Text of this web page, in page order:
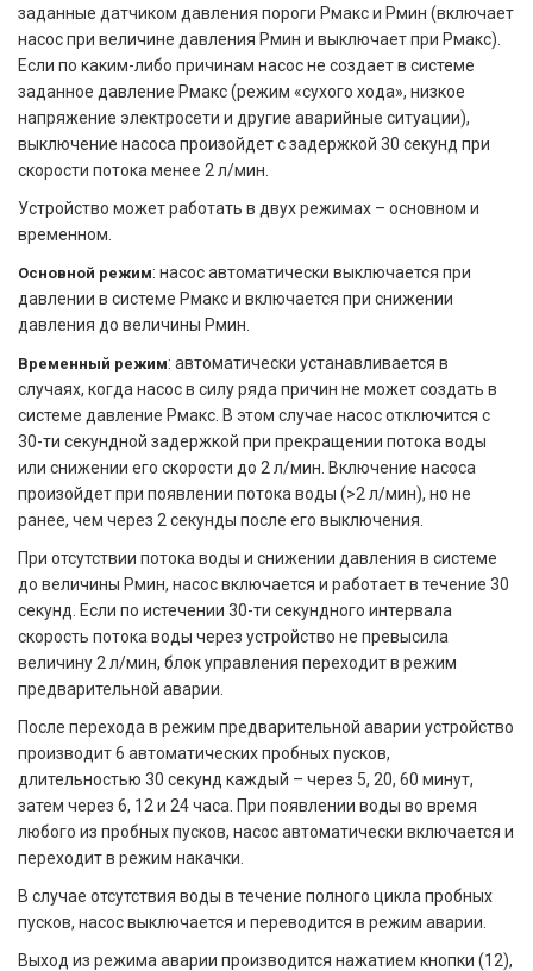
заданные датчиком давления пороги Рмакс и Рмин (включает
насос при величине давления Рмин и выключает при Рмакс).
Если по каким-либо причинам насос не создает в системе
заданное давление Рмакс (режим «сухого хода», низкое
напряжение электросети и другие аварийные ситуации),
выключение насоса произойдет с задержкой 30 секунд при
скорости потока менее 2 л/мин.
Устройство может работать в двух режимах – основном и
временном.
Основной режим: насос автоматически выключается при
давлении в системе Рмакс и включается при снижении
давления до величины Рмин.
Временный режим: автоматически устанавливается в
случаях, когда насос в силу ряда причин не может создать в
системе давление Рмакс. В этом случае насос отключится с
30-ти секундной задержкой при прекращении потока воды
или снижении его скорости до 2 л/мин. Включение насоса
произойдет при появлении потока воды (>2 л/мин), но не
ранее, чем через 2 секунды после его выключения.
При отсутствии потока воды и снижении давления в системе
до величины Рмин, насос включается и работает в течение 30
секунд. Если по истечении 30-ти секундного интервала
скорость потока воды через устройство не превысила
величину 2 л/мин, блок управления переходит в режим
предварительной аварии.
После перехода в режим предварительной аварии устройство
производит 6 автоматических пробных пусков,
длительностью 30 секунд каждый – через 5, 20, 60 минут,
затем через 6, 12 и 24 часа. При появлении воды во время
любого из пробных пусков, насос автоматически включается и
переходит в режим накачки.
В случае отсутствия воды в течение полного цикла пробных
пусков, насос выключается и переводится в режим аварии.
Выход из режима аварии производится нажатием кнопки (12),